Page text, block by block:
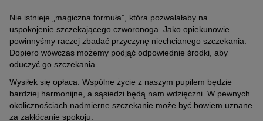
Nie istnieje „magiczna formuła”, która pozwalałaby na
uspokojenie szczekającego czworonoga. Jako opiekunowie
powinnyśmy raczej zbadać przyczynę niechcianego szczekania.
Dopiero wówczas możemy podjąć odpowiednie środki, aby
oduczyć go szczekania.
Wysiłek się opłaca: Wspólne życie z naszym pupilem będzie
bardziej harmonijne, a sąsiedzi będą nam wdzięczni. W pewnych
okolicznościach nadmierne szczekanie może być bowiem uznane
za zakłócanie spokoju.